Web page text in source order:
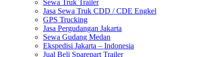
Sewa Truk Trailer
Jasa Sewa Truk CDD / CDE Engkel
GPS Trucking
Jasa Pergudangan Jakarta
Sewa Gudang Medan
Ekspedisi Jakarta – Indonesia
Jual Beli Sparepart Trailer